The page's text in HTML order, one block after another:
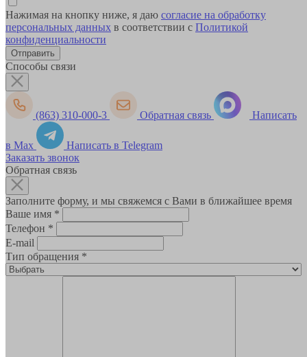
Нажимая на кнопку ниже, я даю согласие на обработку
персональных данных в соответствии с Политикой
конфиденциальности
Способы связи
(863) 310-000-3 Обратная связь Написать
в Max
Написать в Telegram
Заказать звонок
Обратная связь
Заполните форму, и мы свяжемся с Вами в ближайшее время
Ваше имя *
Телефон *
E-mail
Тип обращения *